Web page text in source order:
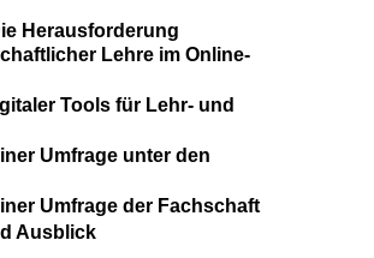
Herausforderung
Lehre im Online-
Tools für Lehr- und
Umfrage unter den
Umfrage der Fachschaft
Ausblick